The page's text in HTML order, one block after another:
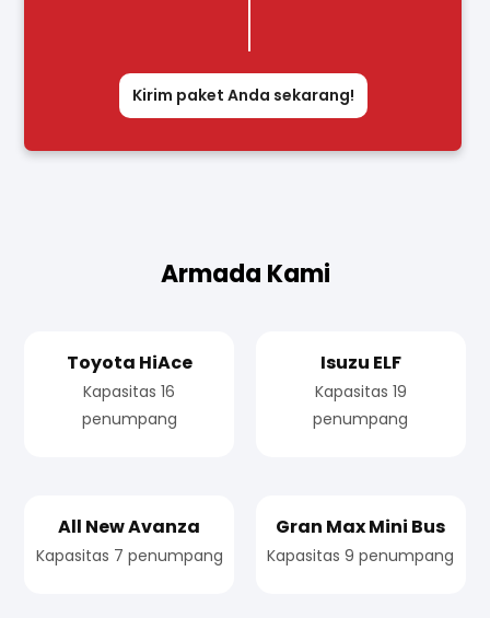
Kirim paket Anda sekarang!
Armada Kami
Toyota HiAce
Kapasitas 16
penumpang
Isuzu ELF
Kapasitas 19
penumpang
All New Avanza
Kapasitas 7 penumpang
Gran Max Mini Bus
Kapasitas 9 penumpang